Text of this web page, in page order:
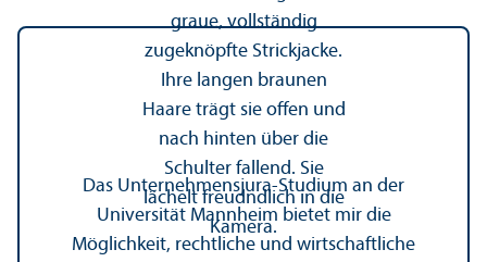
Das Unter­nehmens­jura-Studium an der
Universität Mannheim bietet mir die
Möglichkeit, rechtliche und wirtschaft­liche